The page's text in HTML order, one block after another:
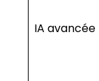
IA avancée